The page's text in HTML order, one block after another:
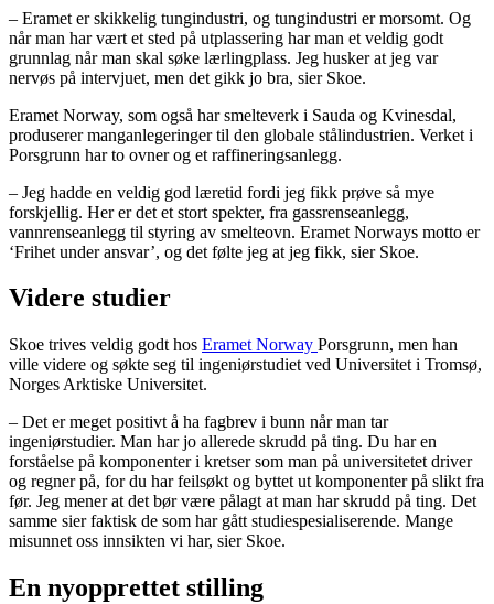
– Eramet er skikkelig tungindustri, og tungindustri er morsomt. Og
når man har vært et sted på utplassering har man et veldig godt
grunnlag når man skal søke lærlingplass. Jeg husker at jeg var
nervøs på intervjuet, men det gikk jo bra, sier Skoe.
Eramet Norway, som også har smelteverk i Sauda og Kvinesdal,
produserer manganlegeringer til den globale stålindustrien. Verket i
Porsgrunn har to ovner og et raffineringsanlegg.
– Jeg hadde en veldig god læretid fordi jeg fikk prøve så mye
forskjellig. Her er det et stort spekter, fra gassrenseanlegg,
vannrenseanlegg til styring av smelteovn. Eramet Norways motto er
‘Frihet under ansvar’, og det følte jeg at jeg fikk, sier Skoe.
Videre studier
Skoe trives veldig godt hos Eramet Norway Porsgrunn, men han
ville videre og søkte seg til ingeniørstudiet ved Universitet i Tromsø,
Norges Arktiske Universitet.
– Det er meget positivt å ha fagbrev i bunn når man tar
ingeniørstudier. Man har jo allerede skrudd på ting. Du har en
forståelse på komponenter i kretser som man på universitetet driver
og regner på, for du har feilsøkt og byttet ut komponenter på slikt fra
før. Jeg mener at det bør være pålagt at man har skrudd på ting. Det
samme sier faktisk de som har gått studiespesialiserende. Mange
misunnet oss innsikten vi har, sier Skoe.
En nyopprettet stilling